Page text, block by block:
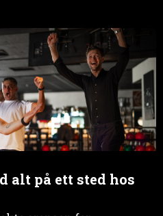
alt på ett sted hos